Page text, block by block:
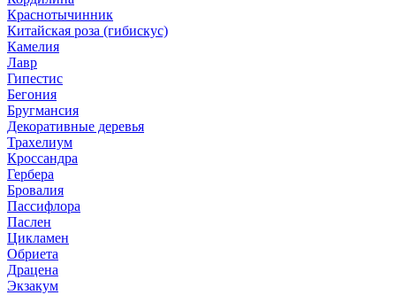
Краснотычинник
Китайская роза (гибискус)
Камелия
Лавр
Гипестис
Бегония
Бругмансия
Декоративные деревья
Трахелиум
Кроссандра
Гербера
Бровалия
Пассифлора
Паслен
Цикламен
Обриета
Драцена
Экзакум